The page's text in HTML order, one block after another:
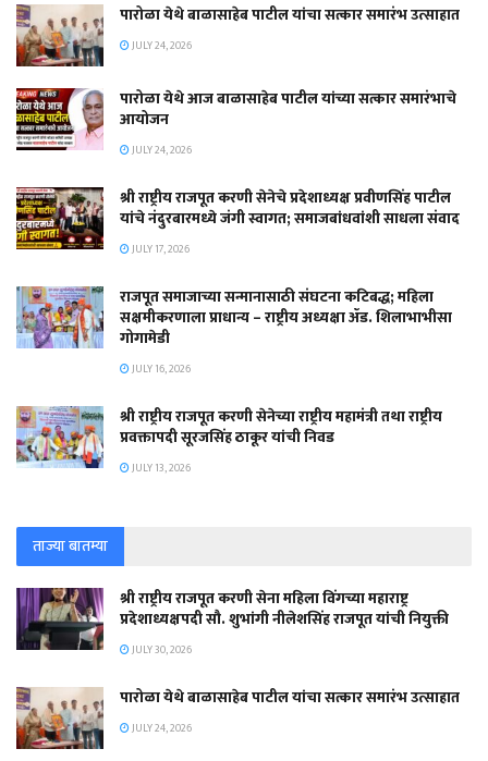
पारोळा येथे बाळासाहेब पाटील यांचा सत्कार समारंभ उत्साहात
JULY 24, 2026
पारोळा येथे आज बाळासाहेब पाटील यांच्या सत्कार समारंभाचे
आयोजन
JULY 24, 2026
श्री राष्ट्रीय राजपूत करणी सेनेचे प्रदेशाध्यक्ष प्रवीणसिंह पाटील
यांचे नंदुरबारमध्ये जंगी स्वागत; समाजबांधवांशी साधला संवाद
JULY 17, 2026
राजपूत समाजाच्या सन्मानासाठी संघटना कटिबद्ध; महिला
सक्षमीकरणाला प्राधान्य – राष्ट्रीय अध्यक्षा ॲड. शिलाभाभीसा
गोगामेडी
JULY 16, 2026
श्री राष्ट्रीय राजपूत करणी सेनेच्या राष्ट्रीय महामंत्री तथा राष्ट्रीय
प्रवक्तापदी सूरजसिंह ठाकूर यांची निवड
JULY 13, 2026
ताज्या बातम्या
श्री राष्ट्रीय राजपूत करणी सेना महिला विंगच्या महाराष्ट्र
प्रदेशाध्यक्षपदी सौ. शुभांगी नीलेशसिंह राजपूत यांची नियुक्ती
JULY 30, 2026
पारोळा येथे बाळासाहेब पाटील यांचा सत्कार समारंभ उत्साहात
JULY 24, 2026